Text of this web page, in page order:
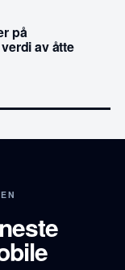
på
av åtte